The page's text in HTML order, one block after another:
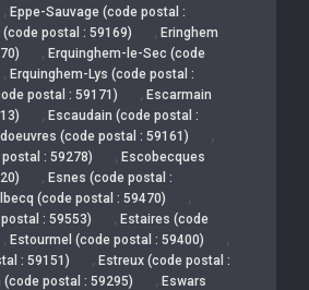
, Eppe-Sauvage (code postal :
(code postal : 59169) , Eringhem
, Erquinghem-le-Sec (code
, Erquinghem-Lys (code postal :
postal : 59171) , Escarmain
, Escaudain (code postal :
(code postal : 59161) ,
: 59278) , Escobecques
, Esnes (code postal :
(code postal : 59470) ,
: 59553) , Estaires (code
, Estourmel (code postal : 59400) ,
: 59151) , Estreux (code postal :
(code postal : 59295) , Eswars